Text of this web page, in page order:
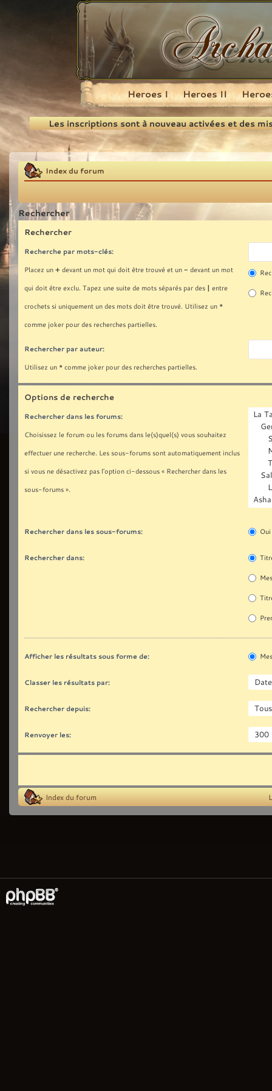
Recherche
Heroes I Heroes II
Les inscriptions sont à nouveau activées et des
Index du forum
Rechercher
Rechercher
Recherche par mots-clés:
Placez un + devant un mot qui doit être trouvé et un - devant un mot
qui doit être exclu. Tapez une suite de mots séparés par des | entre
crochets si uniquement un des mots doit être trouvé. Utilisez un *
comme joker pour des recherches partielles.
Rechercher par auteur:
Utilisez un * comme joker pour des recherches partielles.
Options de recherche
Rechercher dans les forums:
Choisissez le forum ou les forums dans le(s)quel(s) vous souhaitez
effectuer une recherche. Les sous-forums sont automatiquement inclus
si vous ne désactivez pas l’option ci-dessous « Rechercher dans les
sous-forums ».
Rechercher dans les sous-forums: Oui
Rechercher dans:
Afficher les résultats sous forme de:
Classer les résultats par:
Rechercher depuis:
Renvoyer les:
Index du forum